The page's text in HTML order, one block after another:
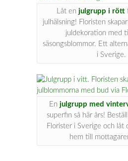
Låt en julgrupp i rött
julhälsning! Floristen
juldekoration med
säsongsblommor. Ett
i Sverige.
En julgrupp med
superfin så här års!
Florister i Sverige och låt
hem till